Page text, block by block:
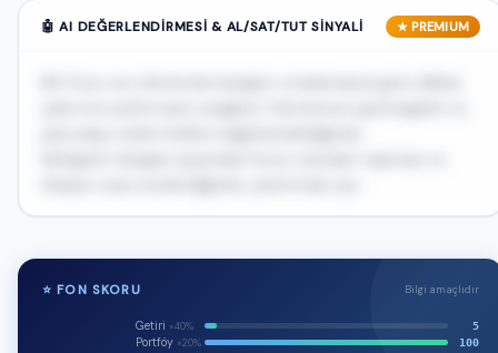
🤖 AI DEĞERLENDIRMESI & AL/SAT/TUT SINYALI ★ PREMIUM
🔒
Bu fonun AI tavsiyesi ve yorumu Premium üyelere
özel
⭐ FON SKORU Bilgi amaçlıdır
Getiri ×40% 5
Portföy ×20% 100